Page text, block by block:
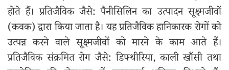
होते हैं। प्रतिजैविक जैसे: पैनीसिलिन का उत्पादन सूक्ष्मजीवों
(कवक) द्वारा किया जाता है। यह प्रतिजैविक हानिकारक रोगों को
उत्पन्न करने वाले सूक्ष्मजीवों को मारने के काम आते हैं।
प्रतिजैविक संक्रमित रोग जैसे: डिफ्थीरिया, काली खाँसी तथा